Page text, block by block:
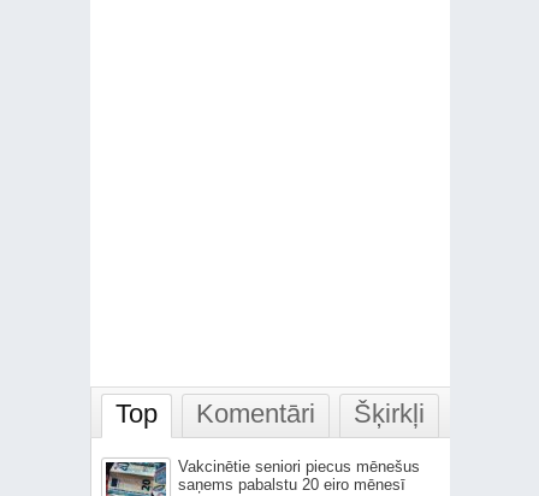
Top Komentāri Šķirkļi
Vakcinētie seniori piecus mēnešus
saņems pabalstu 20 eiro mēnesī